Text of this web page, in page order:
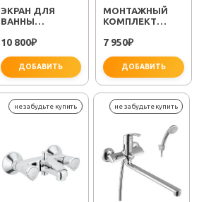
ЭКРАН ДЛЯ
ВАННЫ
L
10 800₽
ДОБАВИТЬ
МОНТАЖНЫЙ
КОМПЛЕКТ
160X95
7 950₽
ДОБАВИТЬ